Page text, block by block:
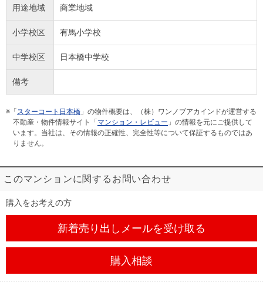
用途地域 商業地域
小学校区 有馬小学校
中学校区 日本橋中学校
備考
※「 スターコート日本橋 」の物件概要は、（株）ワンノブアカインドが運営する
不動産・物件情報サイト「 マンション・レビュー 」の情報を元にご提供して
います。当社は、その情報の正確性、完全性等について保証するものではあ
りません。
このマンションに関するお問い合わせ
購入をお考えの方
新着売り出しメールを受け取る
購入相談